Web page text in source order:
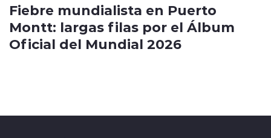
Fiebre mundialista en Puerto
Montt: largas filas por el Álbum
Oficial del Mundial 2026